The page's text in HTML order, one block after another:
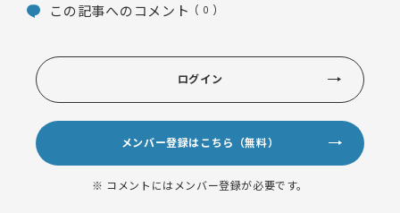
この記事へのコメント ( 0 )
ログイン
メンバー登録はこちら（無料）
※ コメントにはメンバー登録が必要です。